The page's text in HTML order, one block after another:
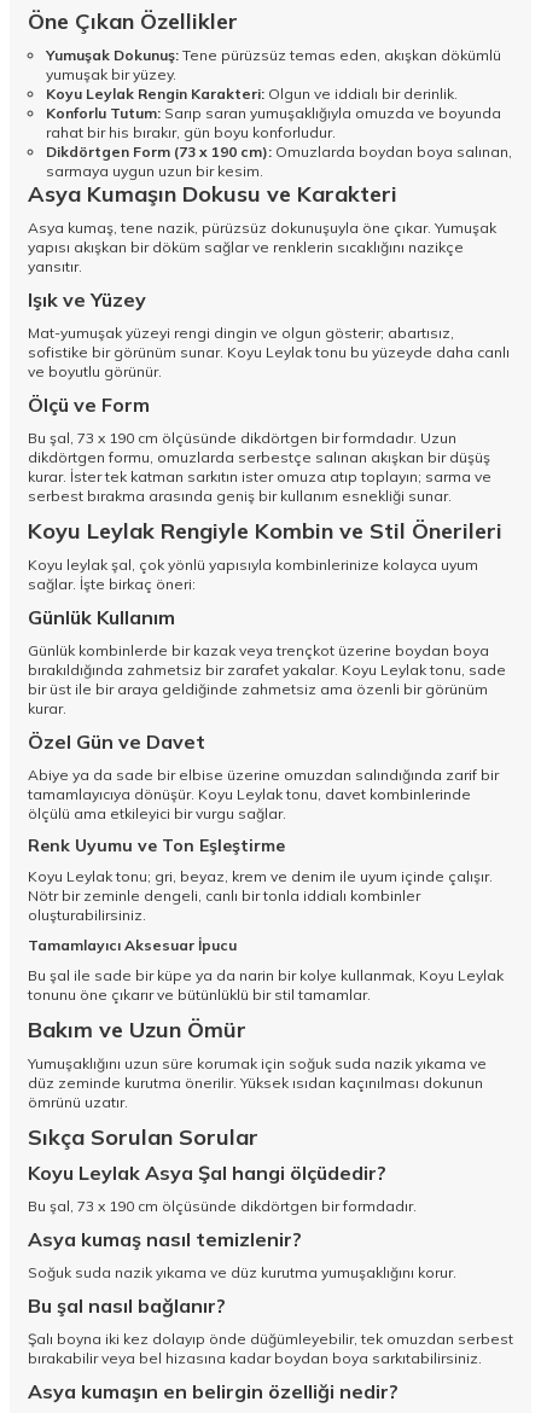
Öne Çıkan Özellikler
Yumuşak Dokunuş: Tene pürüzsüz temas eden, akışkan dökümlü
yumuşak bir yüzey.
Koyu Leylak Rengin Karakteri: Olgun ve iddialı bir derinlik.
Konforlu Tutum: Sarıp saran yumuşaklığıyla omuzda ve boyunda
rahat bir his bırakır, gün boyu konforludur.
Dikdörtgen Form (73 x 190 cm): Omuzlarda boydan boya salınan,
sarmaya uygun uzun bir kesim.
Asya Kumaşın Dokusu ve Karakteri
Asya kumaş, tene nazik, pürüzsüz dokunuşuyla öne çıkar. Yumuşak
yapısı akışkan bir döküm sağlar ve renklerin sıcaklığını nazikçe
yansıtır.
Işık ve Yüzey
Mat-yumuşak yüzeyi rengi dingin ve olgun gösterir; abartısız,
sofistike bir görünüm sunar. Koyu Leylak tonu bu yüzeyde daha canlı
ve boyutlu görünür.
Ölçü ve Form
Bu şal, 73 x 190 cm ölçüsünde dikdörtgen bir formdadır. Uzun
dikdörtgen formu, omuzlarda serbestçe salınan akışkan bir düşüş
kurar. İster tek katman sarkıtın ister omuza atıp toplayın; sarma ve
serbest bırakma arasında geniş bir kullanım esnekliği sunar.
Koyu Leylak Rengiyle Kombin ve Stil Önerileri
Koyu leylak şal, çok yönlü yapısıyla kombinlerinize kolayca uyum
sağlar. İşte birkaç öneri:
Günlük Kullanım
Günlük kombinlerde bir kazak veya trençkot üzerine boydan boya
bırakıldığında zahmetsiz bir zarafet yakalar. Koyu Leylak tonu, sade
bir üst ile bir araya geldiğinde zahmetsiz ama özenli bir görünüm
kurar.
Özel Gün ve Davet
Abiye ya da sade bir elbise üzerine omuzdan salındığında zarif bir
tamamlayıcıya dönüşür. Koyu Leylak tonu, davet kombinlerinde
ölçülü ama etkileyici bir vurgu sağlar.
Renk Uyumu ve Ton Eşleştirme
Koyu Leylak tonu; gri, beyaz, krem ve denim ile uyum içinde çalışır.
Nötr bir zeminle dengeli, canlı bir tonla iddialı kombinler
oluşturabilirsiniz.
Tamamlayıcı Aksesuar İpucu
Bu şal ile sade bir küpe ya da narin bir kolye kullanmak, Koyu Leylak
tonunu öne çıkarır ve bütünlüklü bir stil tamamlar.
Bakım ve Uzun Ömür
Yumuşaklığını uzun süre korumak için soğuk suda nazik yıkama ve
düz zeminde kurutma önerilir. Yüksek ısıdan kaçınılması dokunun
ömrünü uzatır.
Sıkça Sorulan Sorular
Koyu Leylak Asya Şal hangi ölçüdedir?
Bu şal, 73 x 190 cm ölçüsünde dikdörtgen bir formdadır.
Asya kumaş nasıl temizlenir?
Soğuk suda nazik yıkama ve düz kurutma yumuşaklığını korur.
Bu şal nasıl bağlanır?
Şalı boyna iki kez dolayıp önde düğümleyebilir, tek omuzdan serbest
bırakabilir veya bel hizasına kadar boydan boya sarkıtabilirsiniz.
Asya kumaşın en belirgin özelliği nedir?